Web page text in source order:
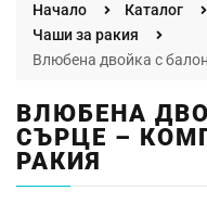
Начало Каталог
Чаши за ракия
Влюбена двойка с
ВЛЮБЕНА
СЪРЦЕ –
РАКИЯ